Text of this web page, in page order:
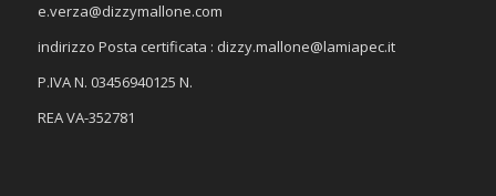
e.verza@dizzymallone.com
indirizzo Posta certificata : dizzy.mallone@lamiapec.it
P.IVA N. 03456940125 N.
REA VA-352781